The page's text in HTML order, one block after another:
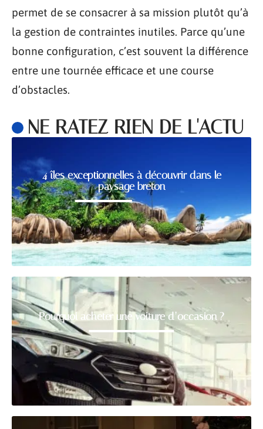
permet de se consacrer à sa mission plutôt qu’à
la gestion de contraintes inutiles. Parce qu’une
bonne configuration, c’est souvent la différence
entre une tournée efficace et une course
d’obstacles.
NE RATEZ RIEN DE L'ACTU
4 îles exceptionnelles à découvrir dans le
paysage breton
Pourquoi acheter une voiture d’occasion ?